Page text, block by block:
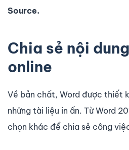
Source.
Chia sẻ nội
online
Về bản chất, Word được thiết
những tài liệu in ấn. Từ Word
chọn khác để chia sẻ công